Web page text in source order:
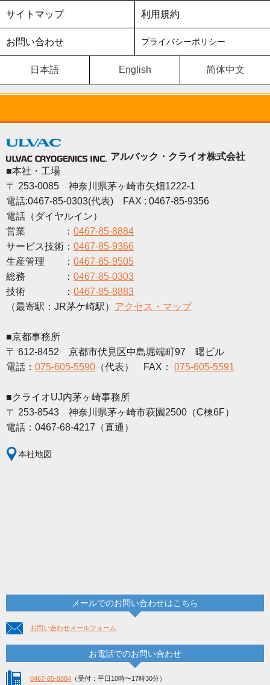
アルバック・クライオ株式会社
■本社・工場
〒 253-0085 神奈川県茅ヶ崎市矢畑1222-1
電話:0467-85-0303(代表) FAX : 0467-85-9356
電話（ダイヤルイン）
営業 ： 0467-85-8884
サービス技術： 0467-85-9366
生産管理 ： 0467-85-9505
総務 ： 0467-85-0303
技術 ： 0467-85-8883
（最寄駅：JR茅ケ崎駅） アクセス・マップ
■京都事務所
〒 612-8452 京都市伏見区中島堀端町97 曙ビル
電話： 075-605-5590 （代表） FAX： 075-605-5591
■クライオUJ内茅ヶ崎事務所
〒 253-8543 神奈川県茅ヶ崎市萩園2500（C棟6F）
電話：0467-68-4217（直通）
本社地図
メールでのお問い合わせはこちら
お問い合わせメールフォーム
お電話でのお問い合わせ
0467-85-8884 （受付：平日10時〜17時30分）
サイトマップ 利用規約
お問い合わせ プライバシーポリシー
简体中文
English
日本語